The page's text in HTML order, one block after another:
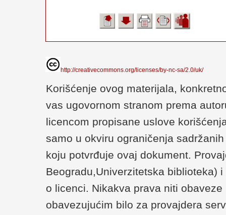
http://creativecommons.org/licenses/by-nc-sa/2.0/uk/
Korišćenje ovog materijala,
vas ugovornom stranom prema
licencom propisane uslove
samo u okviru ograničenja
koju potvrđuje ovaj dokument.
Beogradu,Univerzitetska biblioteka)
o licenci. Nikakva prava niti
obavezujućim bilo za provajdera